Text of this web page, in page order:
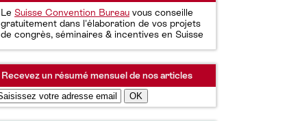
Le Suisse Convention Bureau vous conseille
gratuitement dans l'élaboration de vos projets
de congrès, séminaires & incentives en Suisse
Recevez un résumé mensuel de nos articles